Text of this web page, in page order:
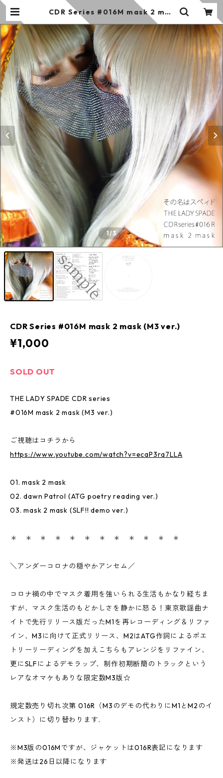
CDR Series #016M mask 2 mas
k (M3 ver.) | その名はスペィド の
お店
1/3
CDR Series #016M mask 2 mask (M3 ver.)
¥1,000
SOLD OUT
THE LADY SPADE CDR series
#016M mask 2 mask (M3 ver.)
ご視聴はコチラから
https://www.youtube.com/watch?v=ecaP3ra7LLA
01. mask 2 mask
02. dawn Patrol (ATG poetry reading ver.)
03. mask 2 mask (SLF!! demo ver.)
＊ ＊ ＊ ＊ ＊ ＊ ＊ ＊ ＊ ＊ ＊ ＊
＼アンダーコロナの穏やかアンセム／
コロナ禍の中でマスク着用を強いられる生活もかなり経ちま
すが、マスク生活のもどかしさを静かに怒る！東京歌謡曲ナ
イトで先行リリース版だったM1を再レコーディング＆リファ
イン、M3に向けて正式リリース、M2はATG作詞によるポエ
トリーリーディングを加えこちらもアレンジをリファイン、
更にSLFによるデモラップ、制作初期断簡のトラックという
レアなオマケもありな限定数M3版☆
規定数売り切れ次第 016R（M3のデモの代わりにM1とM2のイ
ンスト）に切り替わります.
※M3版の016Mですが、ジャケットは016R表記になります
※発送は26日以降になります